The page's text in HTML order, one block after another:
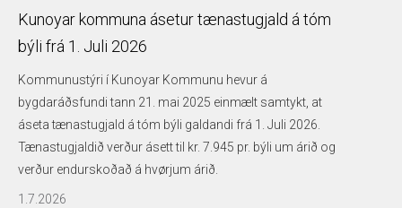
Kunoyar kommuna ásetur tænastugjald á tóm
býli frá 1. Juli 2026
Kommunustýri í Kunoyar Kommunu hevur á
bygdaráðsfundi tann 21. mai 2025 einmælt samtykt, at
áseta tænastugjald á tóm býli galdandi frá 1. Juli 2026.
Tænastugjaldið verður ásett til kr. 7.945 pr. býli um árið og
verður endurskoðað á hvørjum árið.
1.7.2026